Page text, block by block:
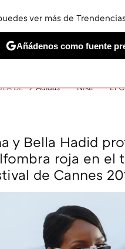
SHOPPING VIAJES
DE Adidas Nike El
y Bella Hadid
roja en el
de Cannes
ver más de
Añádenos como fuente